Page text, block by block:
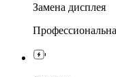
Замена дисплея